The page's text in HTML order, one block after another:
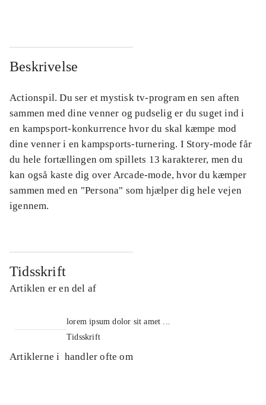
Beskrivelse
Actionspil. Du ser et mystisk tv-program en sen aften
sammen med dine venner og pudselig er du suget ind i
en kampsport-konkurrence hvor du skal kæmpe mod
dine venner i en kampsports-turnering. I Story-mode får
du hele fortællingen om spillets 13 karakterer, men du
kan også kaste dig over Arcade-mode, hvor du kæmper
sammen med en "Persona" som hjælper dig hele vejen
igennem.
Tidsskrift
Artiklen er en del af
lorem ipsum dolor sit amet ...
Tidsskrift
Artiklerne i handler ofte om